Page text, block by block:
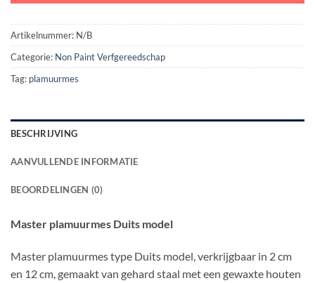
Artikelnummer: N/B
Categorie: Non Paint Verfgereedschap
Tag: plamuurmes
BESCHRIJVING
AANVULLENDE INFORMATIE
BEOORDELINGEN (0)
Master plamuurmes Duits model
Master plamuurmes type Duits model, verkrijgbaar in 2 cm
en 12 cm, gemaakt van gehard staal met een gewaxte houten